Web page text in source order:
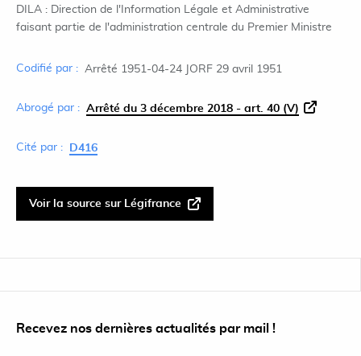
DILA : Direction de l'Information Légale et Administrative
faisant partie de l'administration centrale du Premier Ministre
Codifié par : Arrêté 1951-04-24 JORF 29 avril 1951
Abrogé par : Arrêté du 3 décembre 2018 - art. 40 (V)
Cité par : D416
Voir la source sur Légifrance
Recevez nos dernières actualités par mail !